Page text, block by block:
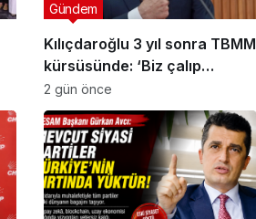
Kılıçdaroğlu 3 yıl sonra TBMM
kürsüsünde: ‘Biz çalıp
çırpmayı bilmeyiz’
Gündem
2 gün önce